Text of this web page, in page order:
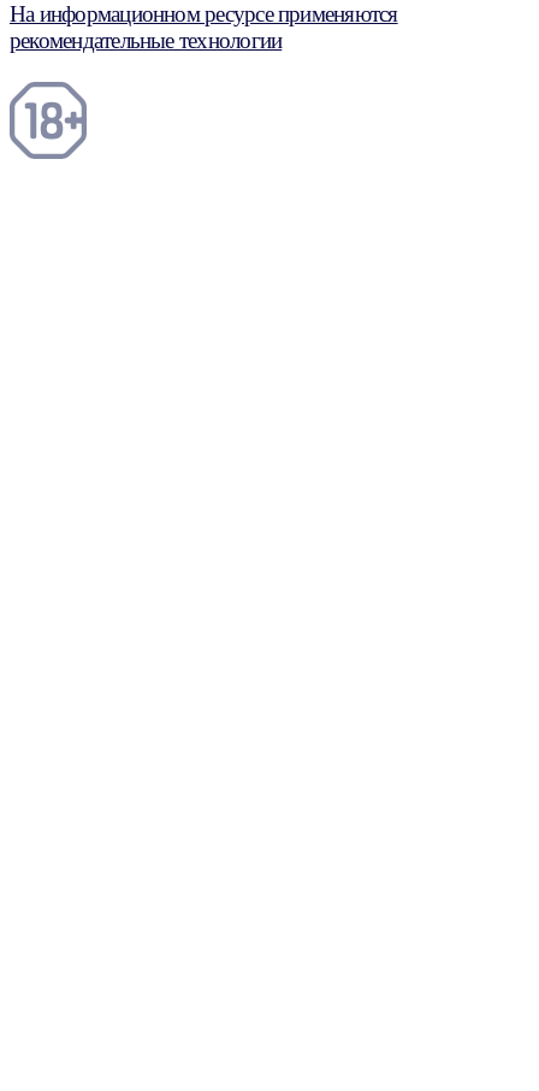
На информационном ресурсе применяются
рекомендательные технологии